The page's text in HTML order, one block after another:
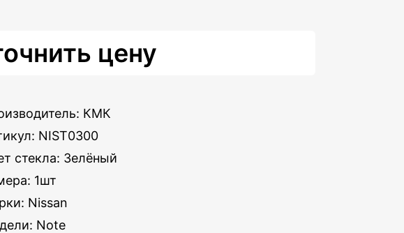
цену
КМК
NIST0300
стекла: Зелёный
1шт
Nissan
Note